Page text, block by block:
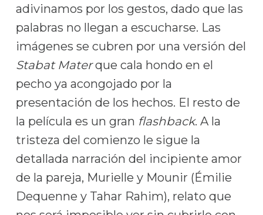
adivinamos por los gestos, dado que las
palabras no llegan a escucharse. Las
imágenes se cubren por una versión del
Stabat Materque cala hondo en el
pecho ya acongojado por la
presentación de los hechos. El resto de
la película es un gran flashback. A la
tristeza del comienzo le sigue la
detallada narración del incipiente amor
de la pareja, Murielle y Mounir (Émilie
Dequenne y Tahar Rahim), relato que